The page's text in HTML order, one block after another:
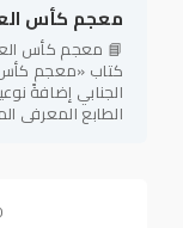
معجم كأس
📘 معجم كأس
كتاب «معجم كأس
الجنابي إضافةً
الطابع المعرفي